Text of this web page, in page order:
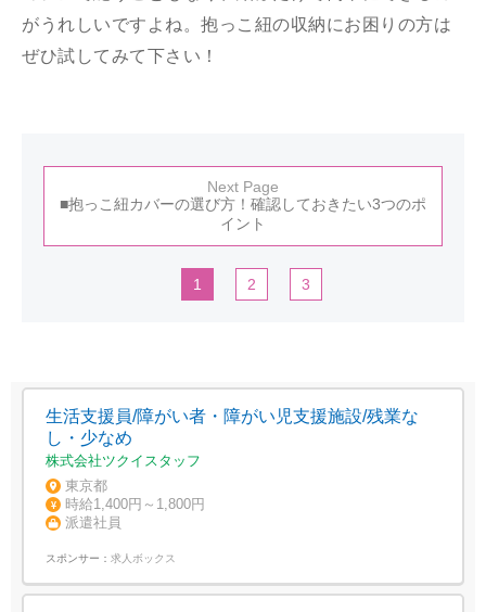
がうれしいですよね。抱っこ紐の収納にお困りの方は
ぜひ試してみて下さい！
Next Page
■抱っこ紐カバーの選び方！確認しておきたい3つのポ
イント
1 2 3
生活支援員/障がい者・障がい児支援施設/残業な
し・少なめ
株式会社ツクイスタッフ
東京都
時給1,400円～1,800円
派遣社員
スポンサー： 求人ボックス